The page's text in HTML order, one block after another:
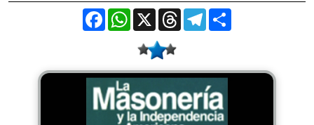
FacebookWhatsApp
X ThreadsTelegram